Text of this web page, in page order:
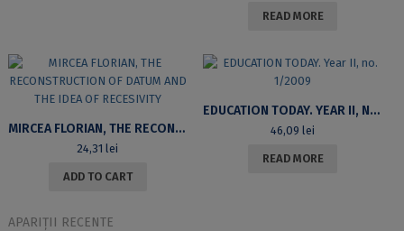
READ MORE
MIRCEA FLORIAN, THE RECONSTRUCTION OF DATUM AND THE IDEA OF RECESIVITY
24,31 lei
ADD TO CART
EDUCATION TODAY. YEAR II, NO. 1/2009
46,09 lei
READ MORE
APARIȚII RECENTE